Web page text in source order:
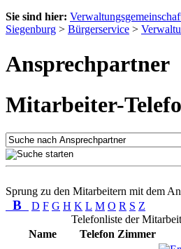
Sie sind hier:
Siegenburg > Bürgerservice >
Ansprechpartner
Mitarbeiter-
Sprung zu den Mitarbeitern mit dem
B D F G H K L M O R S Z
Telefonliste der
Name
Telefon Zimmer